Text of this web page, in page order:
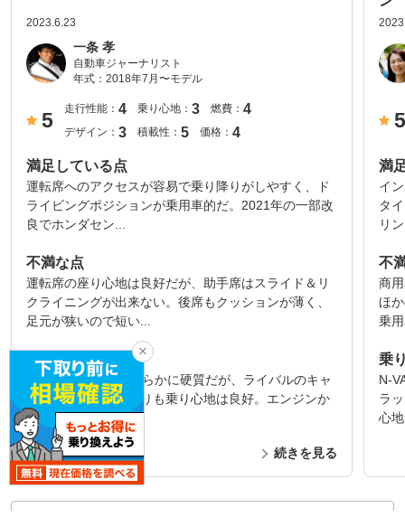
2023.6.23
一条 孝
自動車ジャーナリスト
年式： 2018年7月〜モデル
5
走行性能： 4 乗り心地： 3 燃費： 4
デザイン： 3 積載性： 5 価格： 4
満足している点
運転席へのアクセスが容易で乗り降りがしやすく、ド
ライビングポジションが乗用車的だ。2021年の一部改
良でホンダセン...
不満な点
運転席の座り心地は良好だが、助手席はスライド＆リ
クライニングが出来ない。後席もクッションが薄く、
足元が狭いので短い...
乗り心地
N-BOXと比べると明らかに硬質だが、ライバルのキャ
ブオーバータイプよりも乗り心地は良好。エンジンか
らのノイズはさ...
続きを見る
満
イ
タ
リ
不
商
ほ
乗
乗
N-
ラ
心